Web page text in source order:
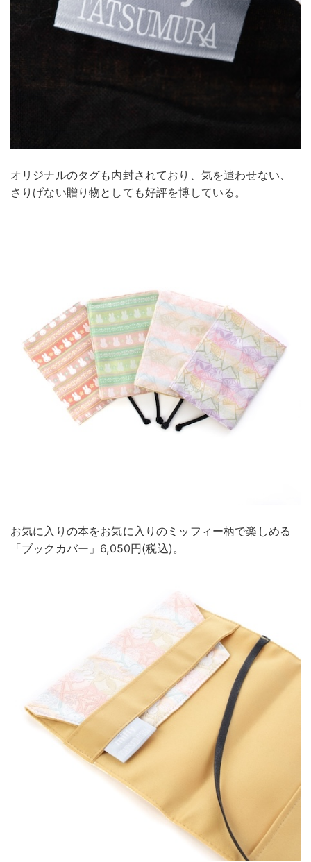
オリジナルのタグも内封されており、気を遣わせない、
さりげない贈り物としても好評を博している。
お気に入りの本をお気に入りのミッフィー柄で楽しめる
「ブックカバー」6,050円(税込)。